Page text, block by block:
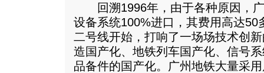
回溯1996年，由于各种原因，广
设备系统100%进口，其费用高达50
二号线开始，打响了一场场技术创
造国产化、地铁列车国产化、信号
品备件的国产化。广州地铁大量采